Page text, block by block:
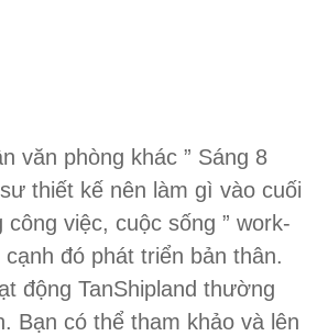
văn phòng khác ” Sáng 8
thiết kế nên làm gì vào cuối
việc, cuộc sống ” work-
cạnh đó phát triển bản thân.
động TanShipland thường
Bạn có thể tham khảo và lên